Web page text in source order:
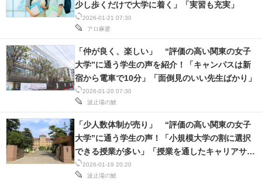
2026-01-21 07:30
アロ麻婆
少し歩くだけで大学に着く」「実習も充実」
2026-01-20 07:30
波止場の鯱
「仲が良く、楽しい」 “評価の高い関東の女子
大学”に通う学生の声を紹介！「キャンパスは新
宿から電車で10分」「面倒見のいい先生ばかり」
2026-01-19 20:20
波止場の鯱
「少人数体制が売り」 “評価の高い関東の女子
大学”に通う学生の声！「小規模大学の割に選択
できる授業が多い」「授業を通したキャリアサポ
ートも手厚い」